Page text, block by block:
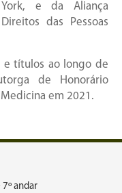
e da Aliança
das Pessoas
e títulos ao longo de
de Honorário
em 2021.
andar